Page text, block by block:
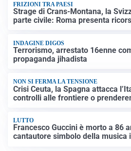
FRIZIONI TRA PAESI
Strage di Crans-Montana, la
parte civile: Roma presenta
INDAGINE DIGOS
Terrorismo, arrestato 16enne
propaganda jihadista
NON SI FERMA LA TENSIONE
Crisi Ceuta, la Spagna attacca
controlli alle frontiere o
LUTTO
Francesco Guccini è morto a 86
cantautore simbolo della musica